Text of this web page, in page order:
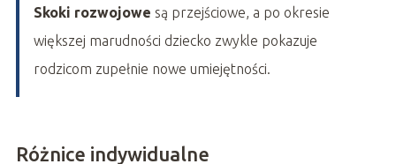
Skoki rozwojowe są przejściowe, a po okresie
większej marudności dziecko zwykle pokazuje
rodzicom zupełnie nowe umiejętności.
Różnice indywidualne